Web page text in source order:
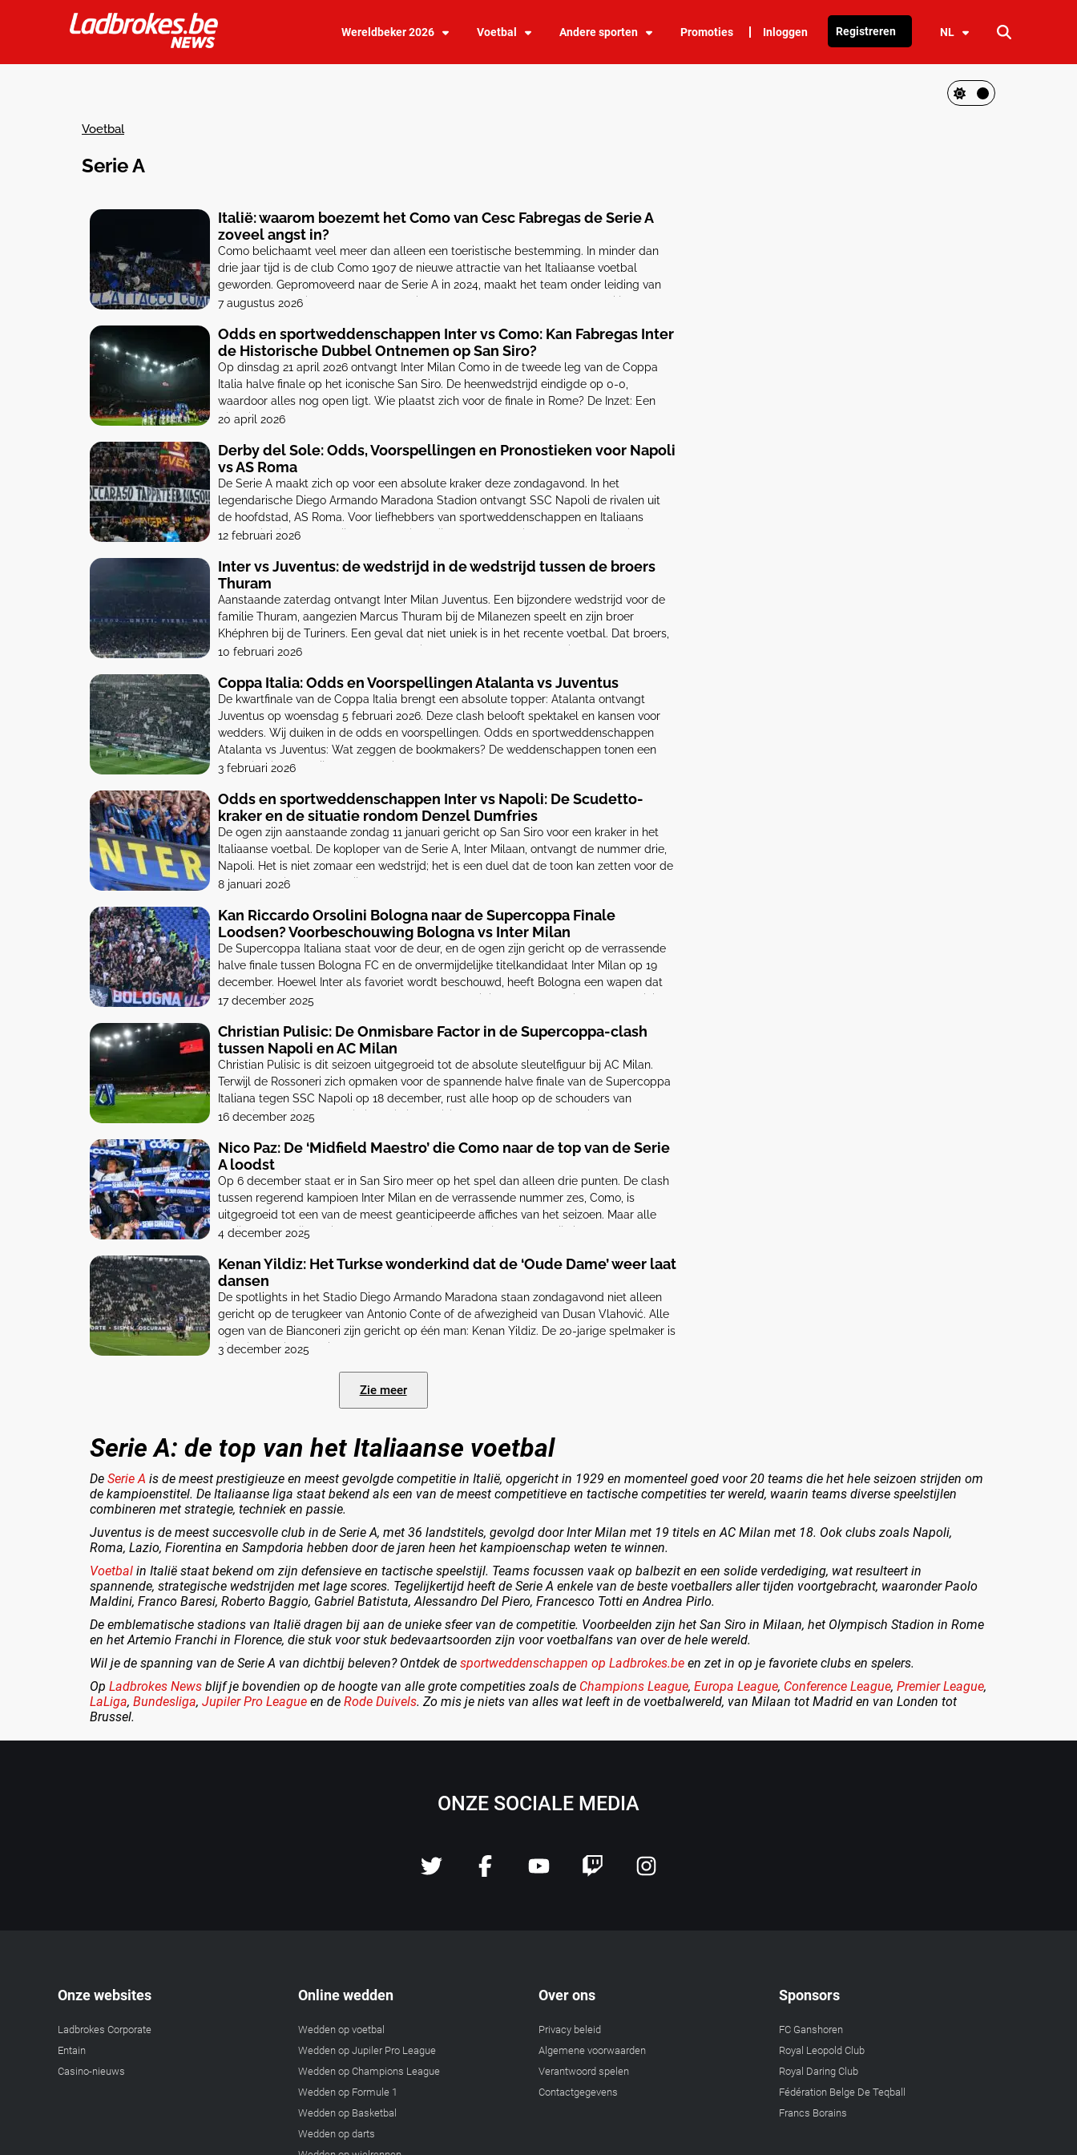
Wereldbeker 2026 Voetbal Andere sporten Promoties Inloggen Registreren NL
Voetbal
Serie A
Italië: waarom boezemt het Como van Cesc Fabregas de Serie A
zoveel angst in?
Como belichaamt veel meer dan alleen een toeristische bestemming. In minder dan
drie jaar tijd is de club Como 1907 de nieuwe attractie van het Italiaanse voetbal
geworden. Gepromoveerd naar de Serie A in 2024, maakt het team onder leiding van
Cesc Fabregas zich op om de Champions League te ontdekken. Met 300 miljoen euro
7 augustus 2026
Odds en sportweddenschappen Inter vs Como: Kan Fabregas Inter
de Historische Dubbel Ontnemen op San Siro?
Op dinsdag 21 april 2026 ontvangt Inter Milan Como in de tweede leg van de Coppa
Italia halve finale op het iconische San Siro. De heenwedstrijd eindigde op 0-0,
waardoor alles nog open ligt. Wie plaatst zich voor de finale in Rome? De Inzet: Een
Historische Dubbel voor Inter Inter staat met 12 punten voorsprong […]
20 april 2026
Derby del Sole: Odds, Voorspellingen en Pronostieken voor Napoli
vs AS Roma
De Serie A maakt zich op voor een absolute kraker deze zondagavond. In het
legendarische Diego Armando Maradona Stadion ontvangt SSC Napoli de rivalen uit
de hoofdstad, AS Roma. Voor liefhebbers van sportweddenschappen en Italiaans
voetbal is dit dé wedstrijd om naar uit te kijken. Met Napoli dat vecht voor de titel en
12 februari 2026
Inter vs Juventus: de wedstrijd in de wedstrijd tussen de broers
Thuram
Aanstaande zaterdag ontvangt Inter Milan Juventus. Een bijzondere wedstrijd voor de
familie Thuram, aangezien Marcus Thuram bij de Milanezen speelt en zijn broer
Khéphren bij de Turiners. Een geval dat niet uniek is in het recente voetbal. Dat broers,
zoals Marcus en Khéphren Thuram, beiden profvoetballer worden, is geen
10 februari 2026
Coppa Italia: Odds en Voorspellingen Atalanta vs Juventus
De kwartfinale van de Coppa Italia brengt een absolute topper: Atalanta ontvangt
Juventus op woensdag 5 februari 2026. Deze clash belooft spektakel en kansen voor
wedders. Wij duiken in de odds en voorspellingen. Odds en sportweddenschappen
Atalanta vs Juventus: Wat zeggen de bookmakers? De weddenschappen tonen een
evenwichtig duel. Bij Ladbrokes vinden we: 1X2 – […]
3 februari 2026
Odds en sportweddenschappen Inter vs Napoli: De Scudetto-
kraker en de situatie rondom Denzel Dumfries
De ogen zijn aanstaande zondag 11 januari gericht op San Siro voor een kraker in het
Italiaanse voetbal. De koploper van de Serie A, Inter Milaan, ontvangt de nummer drie,
Napoli. Het is niet zomaar een wedstrijd; het is een duel dat de toon kan zetten voor de
rest van de titelrace. Terwijl de ploegen […]
8 januari 2026
Kan Riccardo Orsolini Bologna naar de Supercoppa Finale
Loodsen? Voorbeschouwing Bologna vs Inter Milan
De Supercoppa Italiana staat voor de deur, en de ogen zijn gericht op de verrassende
halve finale tussen Bologna FC en de onvermijdelijke titelkandidaat Inter Milan op 19
december. Hoewel Inter als favoriet wordt beschouwd, heeft Bologna een wapen dat
het verschil kan maken: de vleugelaanvaller en huidige sterspeler, Riccardo Orsolini.
17 december 2025
Christian Pulisic: De Onmisbare Factor in de Supercoppa-clash
tussen Napoli en AC Milan
Christian Pulisic is dit seizoen uitgegroeid tot de absolute sleutelfiguur bij AC Milan.
Terwijl de Rossoneri zich opmaken voor de spannende halve finale van de Supercoppa
Italiana tegen SSC Napoli op 18 december, rust alle hoop op de schouders van
‘Captain America’. Maar wie is Christian Pulisic, wat maakt hem zo cruciaal, en welke
16 december 2025
Nico Paz: De ‘Midfield Maestro’ die Como naar de top van de Serie
A loodst
Op 6 december staat er in San Siro meer op het spel dan alleen drie punten. De clash
tussen regerend kampioen Inter Milan en de verrassende nummer zes, Como, is
uitgegroeid tot een van de meest geanticipeerde affiches van het seizoen. Maar alle
schijnwerpers zijn gericht op één man: Nico Paz. De jonge Argentijn is […]
4 december 2025
Kenan Yildiz: Het Turkse wonderkind dat de ‘Oude Dame’ weer laat
dansen
De spotlights in het Stadio Diego Armando Maradona staan zondagavond niet alleen
gericht op de terugkeer van Antonio Conte of de afwezigheid van Dusan Vlahović. Alle
ogen van de Bianconeri zijn gericht op één man: Kenan Yildiz. De 20-jarige spelmaker is
dit seizoen uitgegroeid tot de absolute smaakmaker van Juventus. Maar hoe belandde
3 december 2025
Zie meer
Serie A: de top van het Italiaanse voetbal
De Serie A is de meest prestigieuze en meest gevolgde competitie in Italië, opgericht in 1929 en momenteel goed voor 20 teams die het hele seizoen strijden om
de kampioenstitel. De Italiaanse liga staat bekend als een van de meest competitieve en tactische competities ter wereld, waarin teams diverse speelstijlen
combineren met strategie, techniek en passie.
Juventus is de meest succesvolle club in de Serie A, met 36 landstitels, gevolgd door Inter Milan met 19 titels en AC Milan met 18. Ook clubs zoals Napoli,
Roma, Lazio, Fiorentina en Sampdoria hebben door de jaren heen het kampioenschap weten te winnen.
Voetbal in Italië staat bekend om zijn defensieve en tactische speelstijl. Teams focussen vaak op balbezit en een solide verdediging, wat resulteert in
spannende, strategische wedstrijden met lage scores. Tegelijkertijd heeft de Serie A enkele van de beste voetballers aller tijden voortgebracht, waaronder Paolo
Maldini, Franco Baresi, Roberto Baggio, Gabriel Batistuta, Alessandro Del Piero, Francesco Totti en Andrea Pirlo.
De emblematische stadions van Italië dragen bij aan de unieke sfeer van de competitie. Voorbeelden zijn het San Siro in Milaan, het Olympisch Stadion in Rome
en het Artemio Franchi in Florence, die stuk voor stuk bedevaartsoorden zijn voor voetbalfans van over de hele wereld.
Wil je de spanning van de Serie A van dichtbij beleven? Ontdek de sportweddenschappen op Ladbrokes.be en zet in op je favoriete clubs en spelers.
Op Ladbrokes News blijf je bovendien op de hoogte van alle grote competities zoals de Champions League, Europa League, Conference League, Premier League,
LaLiga, Bundesliga, Jupiler Pro League en de Rode Duivels. Zo mis je niets van alles wat leeft in de voetbalwereld, van Milaan tot Madrid en van Londen tot
Brussel.
ONZE SOCIALE MEDIA
Onze websites
Ladbrokes Corporate
Entain
Casino-nieuws
Online wedden
Wedden op voetbal
Wedden op Jupiler Pro League
Wedden op Champions League
Wedden op Formule 1
Wedden op Basketbal
Wedden op darts
Over ons
Privacy beleid
Algemene voorwaarden
Verantwoord spelen
Contactgegevens
Sponsors
FC Ganshoren
Royal Leopold Club
Royal Daring Club
Fédération Belge De Teqball
Francs Borains